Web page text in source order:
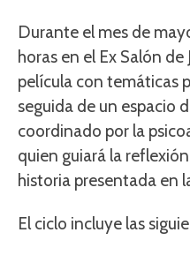
Durante el mes de
horas en el Ex Salón
película con temáticas
seguida de un espacio
coordinado por la
quien guiará la
historia presentada en
El ciclo incluye las